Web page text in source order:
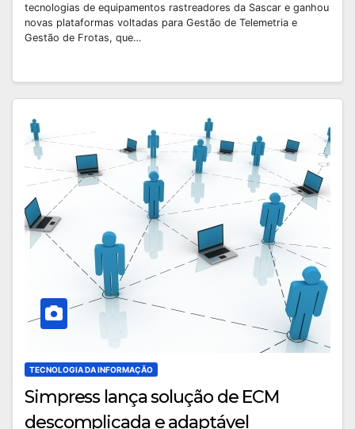
tecnologias de equipamentos rastreadores da Sascar e ganhou
novas plataformas voltadas para Gestão de Telemetria e
Gestão de Frotas, que…
TECNOLOGIA DA INFORMAÇÃO
Simpress lança solução de ECM
descomplicada e adaptável